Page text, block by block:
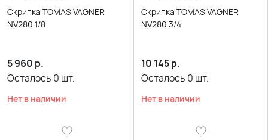
Скрипка TOMAS VAGNER
NV280 1/8
5 960 р.
Осталось 0 шт.
Нет в наличии
Скрипка TOMAS VAGNER
NV280 3/4
10 145р.
Осталось 0 шт.
Нет в наличии